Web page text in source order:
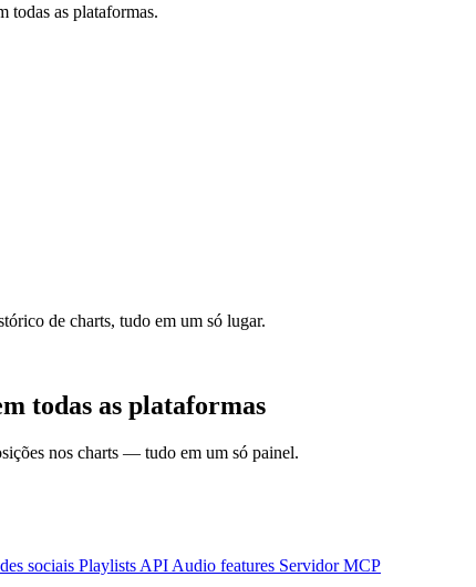
todas as plataformas.
de charts, tudo em um só lugar.
todas as plataformas
nos charts — tudo em um só painel.
sociais Playlists API Audio features Servidor MCP